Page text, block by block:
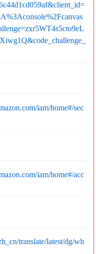
iam/home#/sec
iam/home#/acc
translate/latest/dg/wh